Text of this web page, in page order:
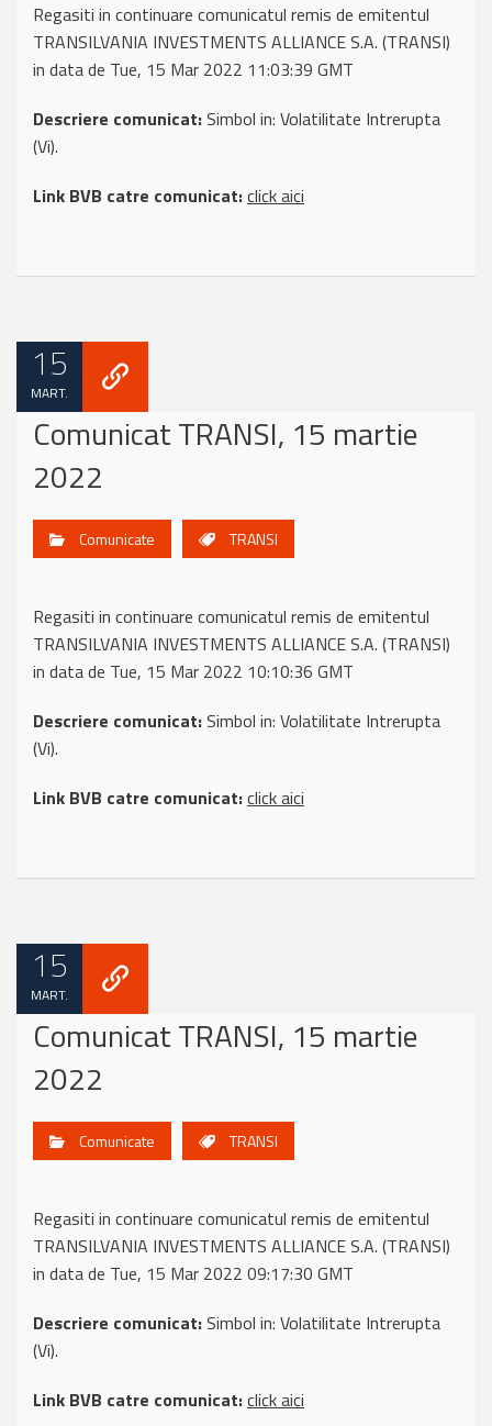
Regasiti in continuare comunicatul remis de emitentul
TRANSILVANIA INVESTMENTS ALLIANCE S.A. (TRANSI)
in data de Tue, 15 Mar 2022 11:03:39 GMT
Descriere comunicat:Simbol in: Volatilitate Intrerupta
(Vi).
Link BVB catre comunicat:click aici
15
MART.
Comunicat TRANSI, 15 martie
2022
Comunicate TRANSI
Regasiti in continuare comunicatul remis de emitentul
TRANSILVANIA INVESTMENTS ALLIANCE S.A. (TRANSI)
in data de Tue, 15 Mar 2022 10:10:36 GMT
Descriere comunicat:Simbol in: Volatilitate Intrerupta
(Vi).
Link BVB catre comunicat:click aici
15
MART.
Comunicat TRANSI, 15 martie
2022
Comunicate TRANSI
Regasiti in continuare comunicatul remis de emitentul
TRANSILVANIA INVESTMENTS ALLIANCE S.A. (TRANSI)
in data de Tue, 15 Mar 2022 09:17:30 GMT
Descriere comunicat:Simbol in: Volatilitate Intrerupta
(Vi).
Link BVB catre comunicat:click aici